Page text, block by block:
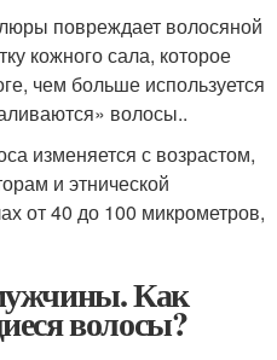
повреждает волосяной
кожного сала, которое
чем больше используется
волосы..
изменяется с возрастом,
и этнической
от 40 до 100 микрометров,
Как
волосы?